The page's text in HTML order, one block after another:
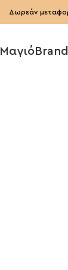
Δωρεάν
Μαγιό